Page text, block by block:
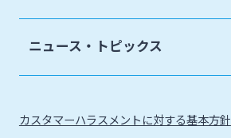
ニュース・トピックス
カスタマーハラスメントに対する基本方針